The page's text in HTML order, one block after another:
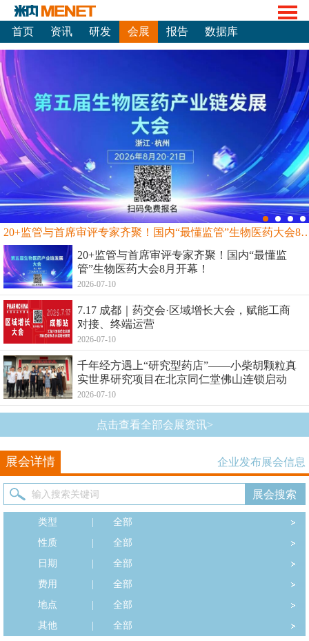
首页 资讯 研发 会展 报告 数据库
20+监管与首席审评专家齐聚！国内“最
20+监管与首席审评专家齐聚！国内“最懂监
管”生物医药大会8月开幕！
2026-07-10
7.17 成都｜药交会·区域增长大会，赋能工商
对接、终端运营
2026-07-10
千年经方遇上“研究型药店”——小柴胡颗粒真
实世界研究项目在北京同仁堂佛山连锁启动
2026-07-10
点击查看全部会展资讯>
展会详情 企业发布展会信息
类型
全部
性质
全部
日期
全部
费用
全部
地点
全部
其他
全部